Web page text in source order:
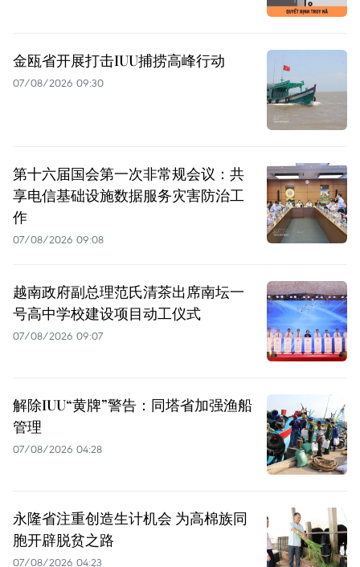
金瓯省开展打击IUU捕捞高峰行动
07/08/2026 09:30
第十六届国会第一次非常规会议：共
享电信基础设施数据服务灾害防治工
作
07/08/2026 09:08
越南政府副总理范氏清茶出席南坛一
号高中学校建设项目动工仪式
07/08/2026 09:07
解除IUU“黄牌”警告：同塔省加强渔船
管理
07/08/2026 04:28
永隆省注重创造生计机会 为高棉族同
胞开辟脱贫之路
07/08/2026 04:23